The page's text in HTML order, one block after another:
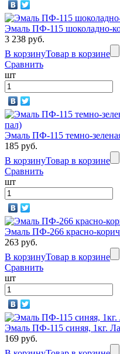
Эмаль ПФ-115 шоколадно-
3 238 руб.
В корзинуТовар в корзине
Сравнить
шт
Эмаль ПФ-115 темно-
185 руб.
В корзинуТовар в корзине
Сравнить
шт
Эмаль ПФ-266 красно-
263 руб.
В корзинуТовар в корзине
Сравнить
шт
Эмаль ПФ-115 синяя, 1кг.
169 руб.